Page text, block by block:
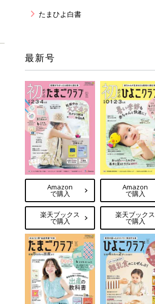
たまひよ白書
最新号
Amazon
で購入
楽天ブックス
で購入
Amazon
で購入
楽天ブックス
で購入